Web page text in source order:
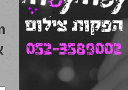
הפקות צילום
052-3589002